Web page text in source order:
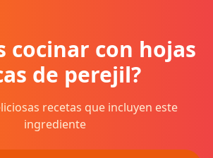
cocinar con hojas
de perejil?
recetas que incluyen este
ingrediente